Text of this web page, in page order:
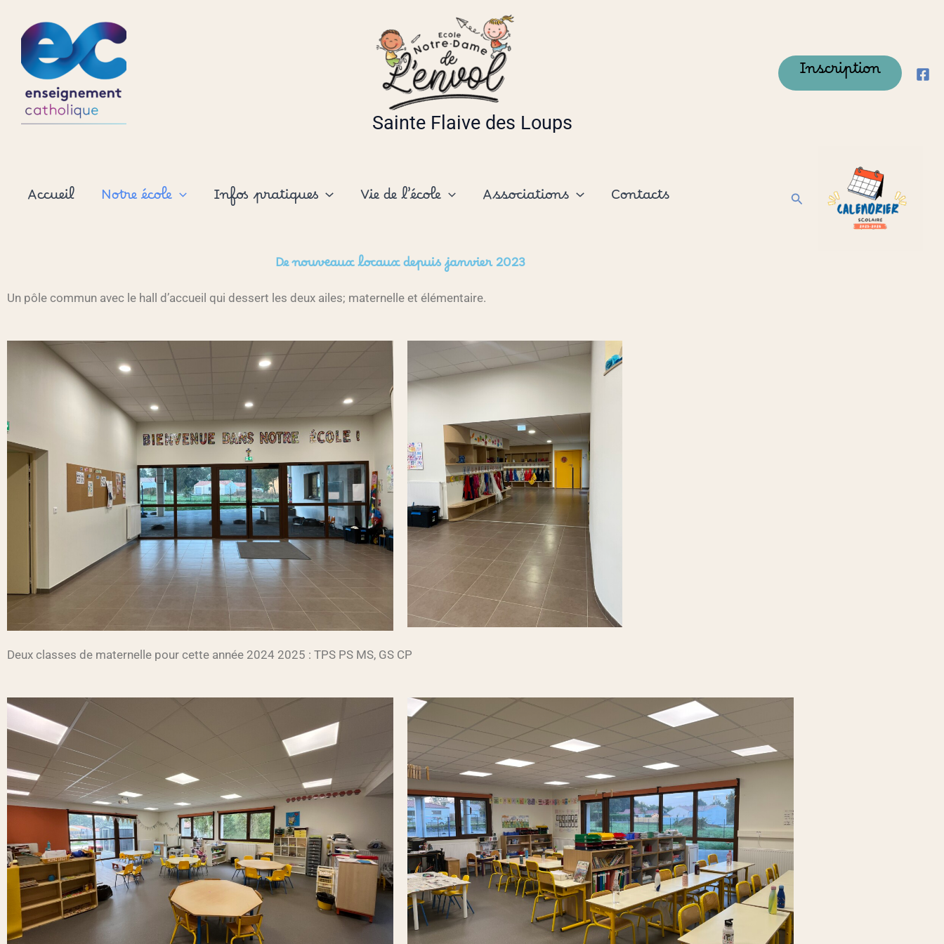
contenu
Sainte Flaive des Loups
Inscription
Accueil Notre école Infos pratiques Vie de l’école Associations Contacts Rechercher
De nouveaux locaux depuis janvier 2023
Un pôle commun avec le hall d’accueil qui dessert les deux ailes; maternelle et élémentaire.
Deux classes de maternelle pour cette année 2024 2025 : TPS PS MS, GS CP